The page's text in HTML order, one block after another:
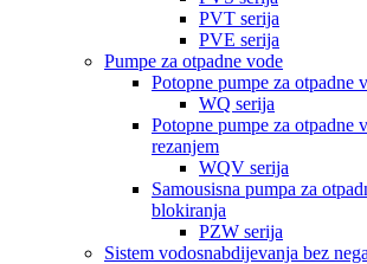
PVT serija
PVE serija
Pumpe za otpadne vode
Potopne pumpe za otpadne
WQ serija
Potopne pumpe za otpadne
rezanjem
WQV serija
Samousisna pumpa za
blokiranja
PZW serija
Sistem vodosnabdijevanja bez